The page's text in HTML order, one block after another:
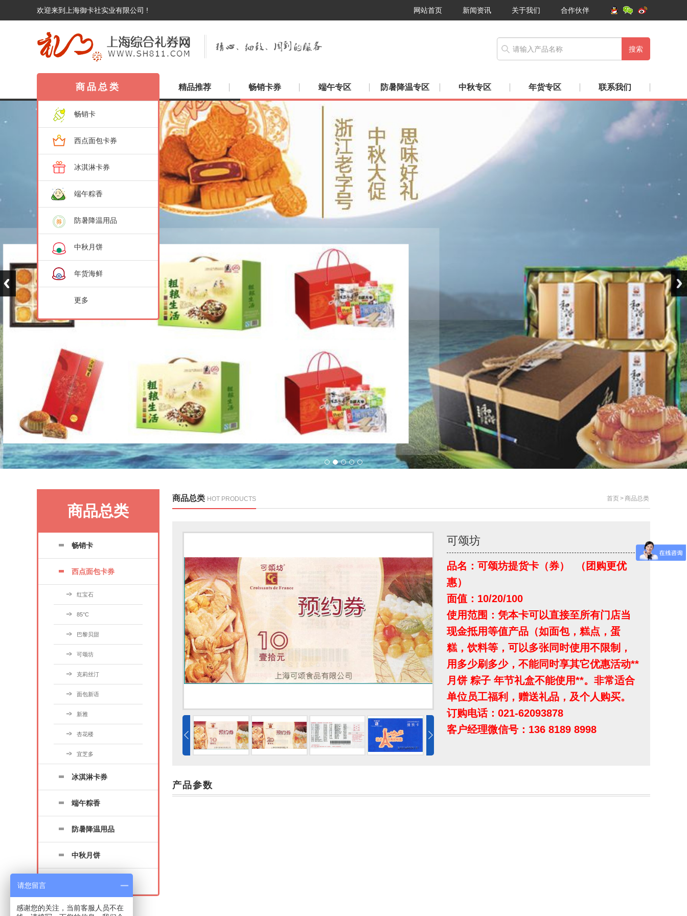
欢迎来到上海御卡社实业有限公司 ! 网站首页 新闻资讯 关于我们 合作伙伴
搜索
商品总类
畅销卡
西点面包卡券
冰淇淋卡券
端午粽香
防暑降温用品
中秋月饼
年货海鲜
更多
精品推荐 畅销卡券 端午专区 防暑降温专区 中秋专区 年货专区 联系我们
1 2 3 4 5
商品总类
畅销卡
西点面包卡券
红宝石
85°C
巴黎贝甜
可颂坊
克莉丝汀
面包新语
新雅
杏花楼
宜芝多
冰淇淋卡券
端午粽香
防暑降温用品
中秋月饼
商品总类 HOT PRODUCTS 首页>商品总类
可颂坊
品名：可颂坊提货卡（券） （团购更优
惠）
面值：10/20/100
使用范围：凭本卡可以直接至所有门店当
现金抵用等值产品（如面包，糕点，蛋
糕，饮料等，可以多张同时使用不限制，
用多少刷多少，不能同时享其它优惠活动**
月饼 粽子 年节礼盒不能使用**。非常适合
单位员工福利，赠送礼品，及个人购买。
订购电话：021-62093878
客户经理微信号：136 8189 8998
产品参数
请您留言
感谢您的关注，当前客服人员不在